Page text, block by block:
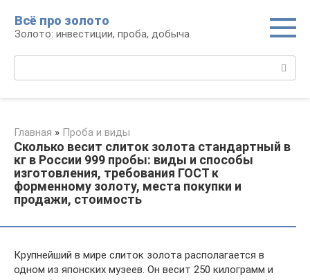
контенту
Всё про золото
Золото: инвестиции, проба, добыча
Главная » Проба и виды
Сколько весит слиток золота стандартный в
кг в России 999 пробы: виды и способы
изготовления, требования ГОСТ к
форменному золоту, места покупки и
продажи, стоимость
Крупнейший в мире слиток золота располагается в
одном из японских музеев. Он весит 250 килограмм и